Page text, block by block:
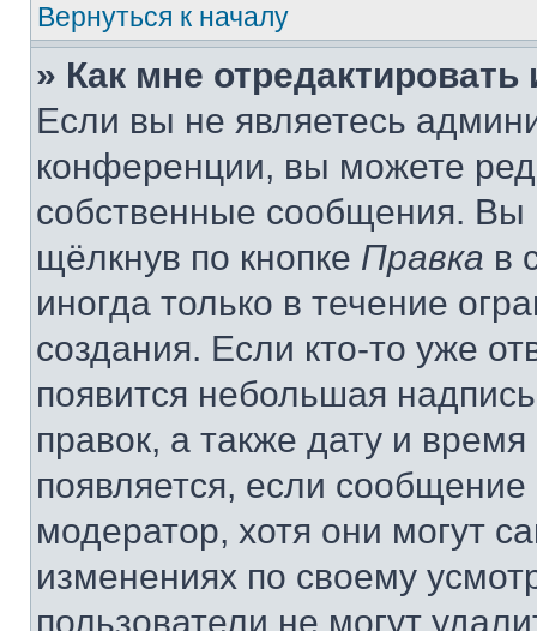
Вернуться к началу
» Как мне
Если вы не являетесь
конференции, вы можете
собственные сообщения. Вы
щёлкнув по кнопке Правка в
иногда только в течение
создания. Если кто-то уже
появится небольшая
правок, а также дату и
появляется, если
модератор, хотя они могут
изменениях по своему
пользователи не могут